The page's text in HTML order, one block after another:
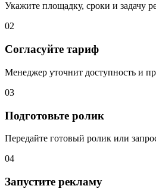
Укажите площадку, сроки и задачу
02
Согласуйте тариф
Менеджер уточнит доступность и
03
Подготовьте ролик
Передайте готовый ролик или
04
Запустите рекламу